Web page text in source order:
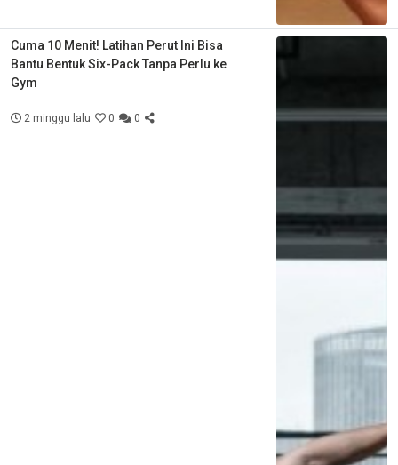
Cuma 10 Menit! Latihan Perut Ini Bisa
Bantu Bentuk Six-Pack Tanpa Perlu ke
Gym
2 minggu lalu 0 0